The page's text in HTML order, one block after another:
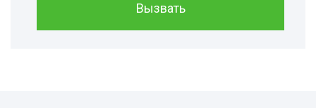
Вызвать